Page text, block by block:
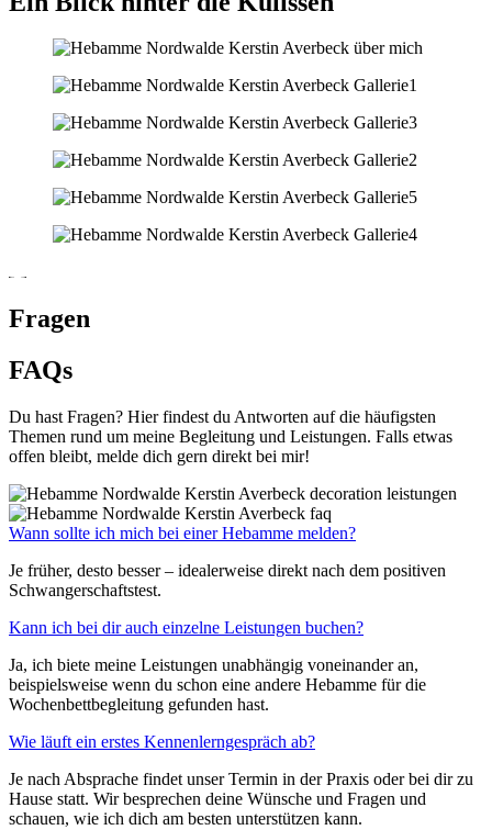
Fragen
FAQs
Du hast Fragen? Hier findest du Antworten auf die häufigsten
Themen rund um meine Begleitung und Leistungen. Falls etwas
offen bleibt, melde dich gern direkt bei mir!
Wann sollte ich mich bei einer Hebamme melden?
Je früher, desto besser – idealerweise direkt nach dem positiven
Schwangerschaftstest.
Kann ich bei dir auch einzelne Leistungen buchen?
Ja, ich biete meine Leistungen unabhängig voneinander an,
beispielsweise wenn du schon eine andere Hebamme für die
Wochenbettbegleitung gefunden hast.
Wie läuft ein erstes Kennenlerngespräch ab?
Je nach Absprache findet unser Termin in der Praxis oder bei dir zu
Hause statt. Wir besprechen deine Wünsche und Fragen und
schauen, wie ich dich am besten unterstützen kann.